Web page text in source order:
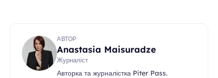
АВТОР
Anastasia Maisuradze
Журналіст
Авторка та журналістка Piter Pass.